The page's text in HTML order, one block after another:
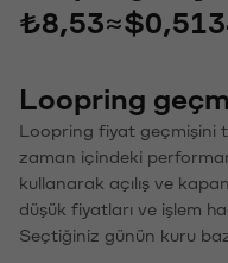
₺8,53≈
Loopring
Loopring fiyat geçmişini
zaman içindeki
kullanarak açılış ve
düşük fiyatları ve işlem
Seçtiğiniz günün kuru